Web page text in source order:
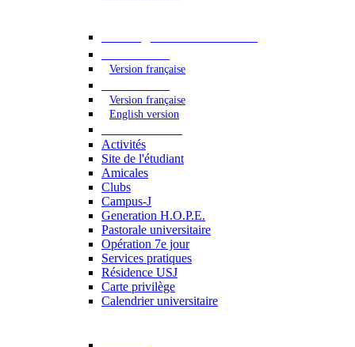
Version française
Version française
English version
Activités
Site de l'étudiant
Amicales
Clubs
Campus-J
Generation H.O.P.E.
Pastorale universitaire
Opération 7e jour
Services pratiques
Résidence USJ
Carte privilège
Calendrier universitaire